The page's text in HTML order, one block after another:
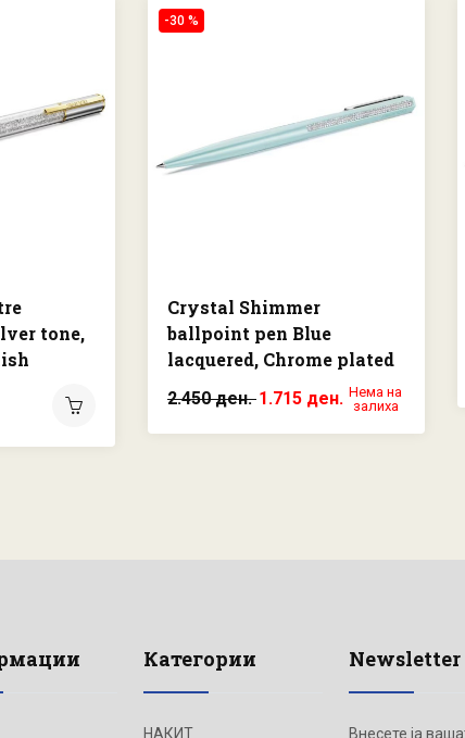
tone,
-30 %
Crystal Shimmer
ballpoint pen Blue
lacquered, Chrome plated
2.450 ден.1.715 ден. Нема на
залиха
Категории
НАКИТ
Newsletter
Внесете ја